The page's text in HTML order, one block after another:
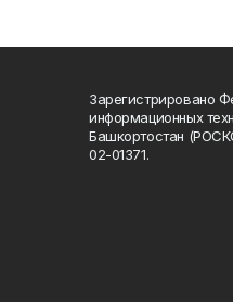
Зарегистрировано
информационных
Башкортостан
02-01371.